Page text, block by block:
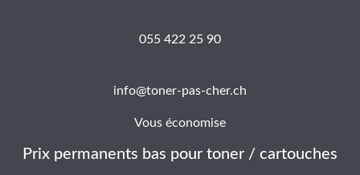
055 422 25 90
info@toner-pas-cher.ch
Vous économise
Prix permanents bas pour toner / cartouches